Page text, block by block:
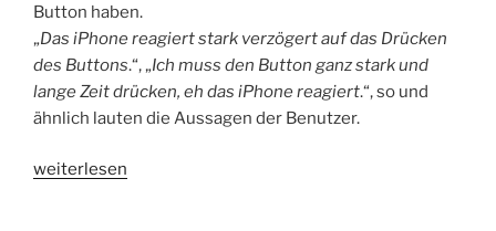
Button haben.
„Das iPhone reagiert stark verzögert auf das Drücken
des Buttons.“, „Ich muss den Button ganz stark und
lange Zeit drücken, eh das iPhone reagiert.“, so und
ähnlich lauten die Aussagen der Benutzer.
„iPhone-
weiterlesen